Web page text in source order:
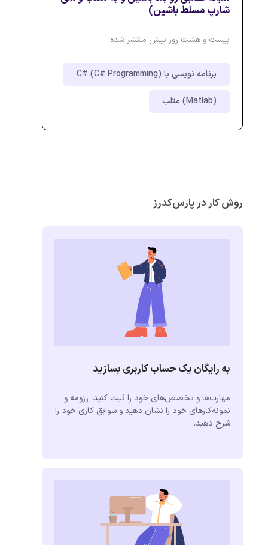
شارپ مسلط باشین)
بیست و هشت روز پیش منتشر شده
برنامه نویسی با C# (C# Programming)
متلب (Matlab)
روش کار در پارس‌کدرز
به رایگان یک حساب کاربری بسازید
مهارت‌ها و تخصص‌های خود را ثبت کنید، رزومه و
نمونه‌کارهای خود را نشان دهید و سوابق کاری خود را
شرح دهید.